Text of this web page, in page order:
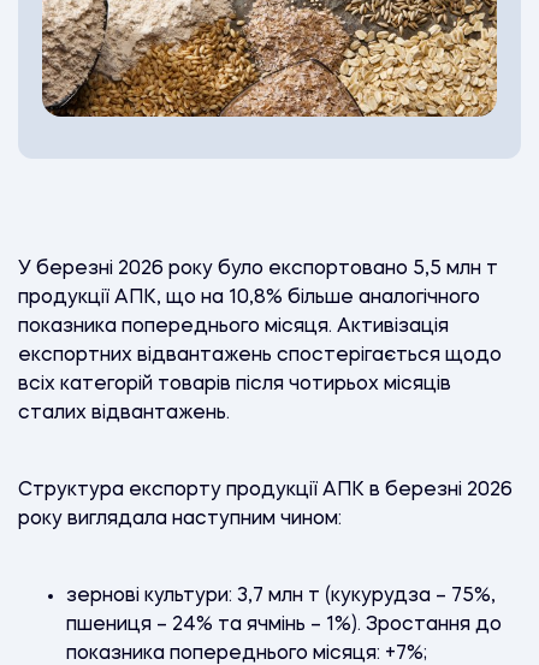
У березні 2026 року було експортовано 5,5 млн т
продукції АПК, що на 10,8% більше аналогічного
показника попереднього місяця. Активізація
експортних відвантажень спостерігається щодо
всіх категорій товарів після чотирьох місяців
сталих відвантажень.
Структура експорту продукції АПК в березні 2026
року виглядала наступним чином:
зернові культури: 3,7 млн т (кукурудза – 75%,
пшениця – 24% та ячмінь – 1%). Зростання до
показника попереднього місяця: +7%;